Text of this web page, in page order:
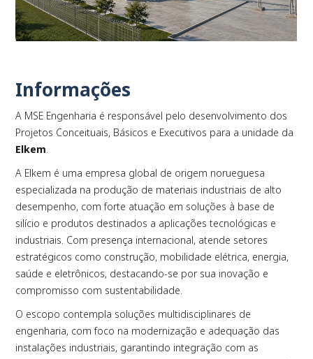
PLAY
Informações
A MSE Engenharia é responsável pelo desenvolvimento dos
Projetos Conceituais, Básicos e Executivos para a unidade da
Elkem
A Elkem é uma empresa global de origem norueguesa
especializada na produção de materiais industriais de alto
desempenho, com forte atuação em soluções à base de
silício e produtos destinados a aplicações tecnológicas e
industriais. Com presença internacional, atende setores
estratégicos como construção, mobilidade elétrica, energia,
saúde e eletrônicos, destacando-se por sua inovação e
compromisso com sustentabilidade.
O escopo contempla soluções multidisciplinares de
engenharia, com foco na modernização e adequação das
instalações industriais, garantindo integração com as